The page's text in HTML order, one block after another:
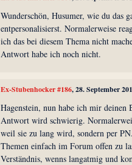
Wunderschön, Husumer, wie du das
entpersonalisierst. Normalerweise
ich das bei diesem Thema nicht
Antwort habe ich noch nicht.
Ex-Stubenhocker #186, 28. September
Hagenstein, nun habe ich mir deinen
Antwort wird schwierig.
weil sie zu lang wird, sondern per
Themen einfach im Forum offen zu
Verständnis, wenns langatmig und